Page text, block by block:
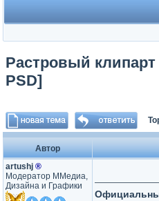
Растровый
PSD]
Автор
artushj ®
Модератор ММедиа,
Дизайна и Графики